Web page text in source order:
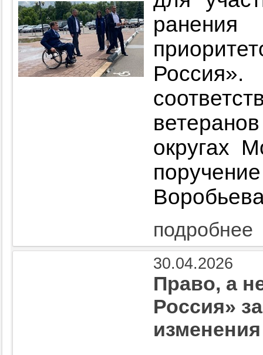
округах
подробнее
30.04.2026
Право, а
Россия»